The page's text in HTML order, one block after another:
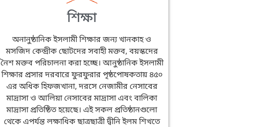
শিক্ষা
অনানুষ্ঠানিক ইসলামী শিক্ষার জন্য খানকাহ ও
মসজিদ কেন্দ্রীক ছোটদের সবাহী মক্তব, বয়স্কদের
নৈশ মক্তব পরিচালনা করা হচ্ছে। আনুষ্ঠানিক ইসলামী
শিক্ষার প্রসার দরবারে ফুরফুরার পৃষ্ঠপোষকতায় ৪৫০
এর অধিক হিফজখানা, দরসে নেজামীর নেসাবের
মাদ্রাসা ও আলিয়া নেসাবের মাদ্রাসা এবং বালিকা
মাদ্রাসা প্রতিষ্ঠিত হয়েছে। এই সকল প্রতিষ্ঠানগুলো
থেকে এপর্যন্ত লক্ষাধিক ছাত্রছাত্রী দ্বীনি ইলম শিখতে